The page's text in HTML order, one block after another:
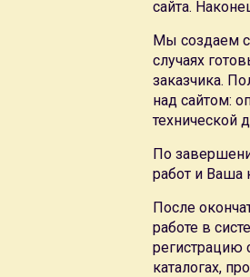
сайта.
Мы создаем
случаях
заказчика.
над сайтом:
технической
По
работ и Ваша
После
работе в
регистрацию
каталогах,